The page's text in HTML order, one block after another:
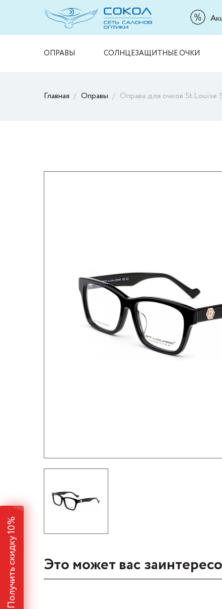
ОПРАВЫ СОЛНЦЕЗАЩИТНЫЕ ОЧКИ
Главная Оправы Оправа для очков St.Louise
Это может вас
Получить скидку 10%